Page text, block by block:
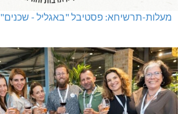
מעלות-תרשיחא: פסטיבל "באגליל - שכנים"